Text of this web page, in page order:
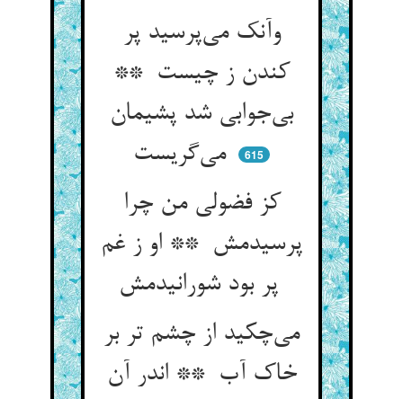
وآنک می‌پرسید پر
کندن ز چیست **
بی‌جوابی شد پشیمان
می‌گریست
615
کز فضولی من چرا
پرسیدمش ** او ز غم
پر بود شورانیدمش
می‌چکید از چشم تر بر
خاک آب ** اندر آن